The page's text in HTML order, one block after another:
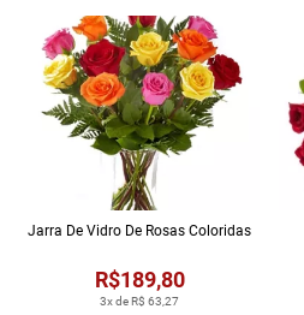
3x de R$ 63,27
R$189,80
Jarra De Vidro De Rosas Coloridas